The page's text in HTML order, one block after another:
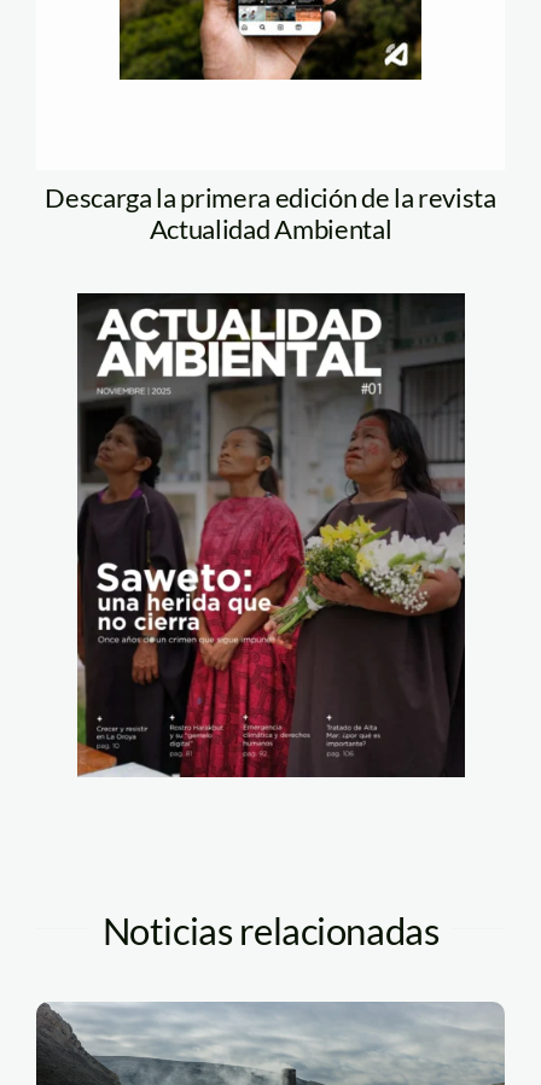
Descarga la primera edición de la revista
Actualidad Ambiental
Noticias relacionadas